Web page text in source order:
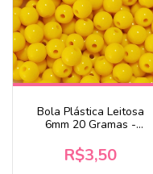
Bola Plástica Leitosa
6mm 20 Gramas -
R$3,50